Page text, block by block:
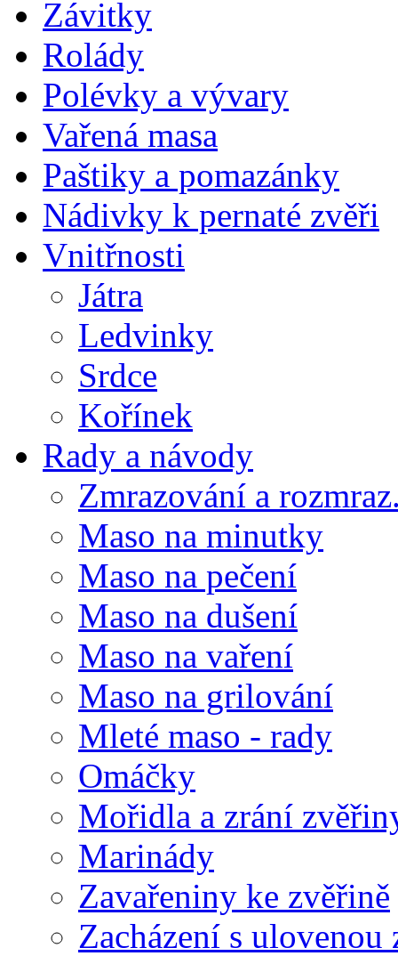
Závitky
Rolády
Polévky a vývary
Vařená masa
Paštiky a pomazánky
Nádivky k pernaté zvěři
Vnitřnosti
Játra
Ledvinky
Srdce
Kořínek
Rady a návody
Zmrazování a
Maso na minutky
Maso na pečení
Maso na dušení
Maso na vaření
Maso na grilování
Mleté maso - rady
Omáčky
Mořidla a zrání
Marinády
Zavařeniny ke zvěřině
Zacházení s ulovenou